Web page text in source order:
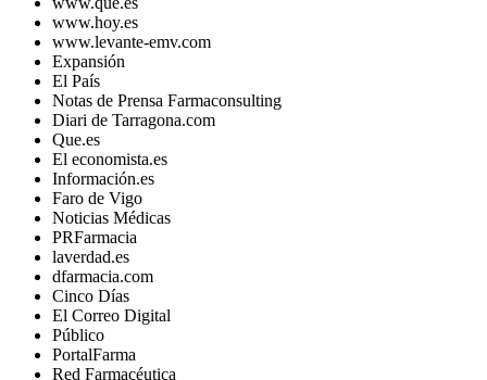
www.hoy.es
www.levante-emv.com
Expansión
El País
Notas de Prensa Farmaconsulting
Diari de Tarragona.com
Que.es
El economista.es
Información.es
Faro de Vigo
Noticias Médicas
PRFarmacia
laverdad.es
dfarmacia.com
Cinco Días
El Correo Digital
Público
PortalFarma
Red Farmacéutica